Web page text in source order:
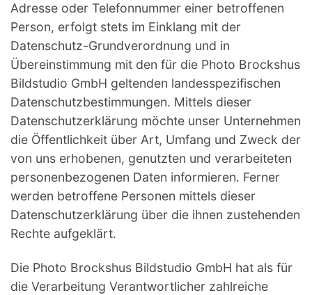
Adresse oder Telefonnummer einer betroffenen
Person, erfolgt stets im Einklang mit der
Datenschutz-Grundverordnung und in
Übereinstimmung mit den für die Photo Brockshus
Bildstudio GmbH geltenden landesspezifischen
Datenschutzbestimmungen. Mittels dieser
Datenschutzerklärung möchte unser Unternehmen
die Öffentlichkeit über Art, Umfang und Zweck der
von uns erhobenen, genutzten und verarbeiteten
personenbezogenen Daten informieren. Ferner
werden betroffene Personen mittels dieser
Datenschutzerklärung über die ihnen zustehenden
Rechte aufgeklärt.
Die Photo Brockshus Bildstudio GmbH hat als für
die Verarbeitung Verantwortlicher zahlreiche